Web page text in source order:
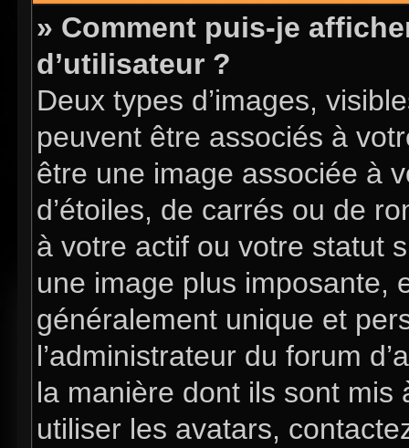
» Comment puis-je
d’utilisateur ?
Deux types d’images,
peuvent être associés à
être une image associée à
d’étoiles, de carrés ou de
à votre actif ou votre statut
une image plus imposante,
généralement unique et
l’administrateur du forum
la manière dont ils sont mis
utiliser les avatars,